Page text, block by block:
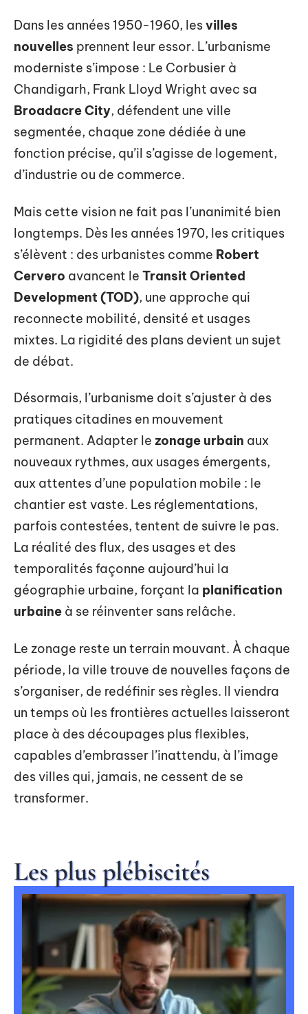
Dans les années 1950-1960, lesvilles
nouvelles prennent leur essor. L’urbanisme
moderniste s’impose : Le Corbusier à
Chandigarh, Frank Lloyd Wright avec sa
Broadacre City, défendent une ville
segmentée, chaque zone dédiée à une
fonction précise, qu’il s’agisse de logement,
d’industrie ou de commerce.
Mais cette vision ne fait pas l’unanimité bien
longtemps. Dès les années 1970, les critiques
s’élèvent : des urbanistes comme Robert
Cervero avancent le Transit Oriented
Development (TOD), une approche qui
reconnecte mobilité, densité et usages
mixtes. La rigidité des plans devient un sujet
de débat.
Désormais, l’urbanisme doit s’ajuster à des
pratiques citadines en mouvement
permanent. Adapter le zonage urbain aux
nouveaux rythmes, aux usages émergents,
aux attentes d’une population mobile : le
chantier est vaste. Les réglementations,
parfois contestées, tentent de suivre le pas.
La réalité des flux, des usages et des
temporalités façonne aujourd’hui la
géographie urbaine, forçant la planification
urbaine à se réinventer sans relâche.
Le zonage reste un terrain mouvant. À chaque
période, la ville trouve de nouvelles façons de
s’organiser, de redéfinir ses règles. Il viendra
un temps où les frontières actuelles laisseront
place à des découpages plus flexibles,
capables d’embrasser l’inattendu, à l’image
des villes qui, jamais, ne cessent de se
transformer.
Les plus plébiscités